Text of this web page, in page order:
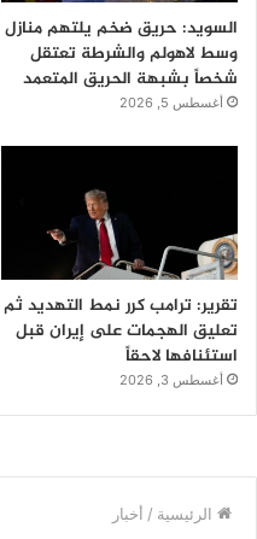
السويد: حريق ضخم يلتهم منازل
وسط لاهولم والشرطة تعتقل
شخصاً بشبهة الحريق المتعمد
أغسطس 5, 2026
تقرير: ترامب كرر نمط التهديد ثم
تعليق الهجمات على إيران قبل
استئنافها لاحقاً
أغسطس 3, 2026